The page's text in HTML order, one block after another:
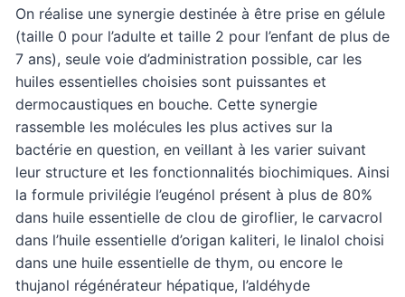
On réalise une synergie destinée à être prise en gélule
(taille 0 pour l’adulte et taille 2 pour l’enfant de plus de
7 ans), seule voie d’administration possible, car les
huiles essentielles choisies sont puissantes et
dermocaustiques en bouche. Cette synergie
rassemble les molécules les plus actives sur la
bactérie en question, en veillant à les varier suivant
leur structure et les fonctionnalités biochimiques. Ainsi
la formule privilégie l’eugénol présent à plus de 80%
dans huile essentielle de clou de giroflier, le carvacrol
dans l’huile essentielle d’origan kaliteri, le linalol choisi
dans une huile essentielle de thym, ou encore le
thujanol régénérateur hépatique, l’aldéhyde